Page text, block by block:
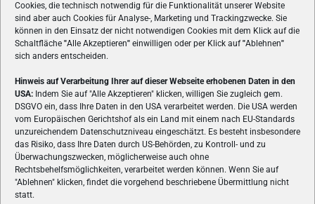
Cookies, die technisch notwendig für die Funktionalität unserer Website
sind aber auch Cookies für Analyse-, Marketing und Trackingzwecke. Sie
können in den Einsatz der nicht notwendigen Cookies mit dem Klick auf die
Schaltfläche "Alle Akzeptieren" einwilligen oder per Klick auf"Ablehnen"
sich anders entscheiden.
Hinweis auf Verarbeitung Ihrer auf dieser Webseite erhobenen Daten in den
USA: Indem Sie auf "Alle Akzeptieren" klicken, willigen Sie zugleich gem.
DSGVO ein, dass Ihre Daten in den USA verarbeitet werden. Die USA werden
vom Europäischen Gerichtshof als ein Land mit einem nach EU-Standards
unzureichendem Datenschutzniveau eingeschätzt. Es besteht insbesondere
das Risiko, dass Ihre Daten durch US-Behörden, zu Kontroll- und zu
Überwachungszwecken, möglicherweise auch ohne
Rechtsbehelfsmöglichkeiten, verarbeitet werden können. Wenn Sie auf
"Ablehnen" klicken, findet die vorgehend beschriebene Übermittlung nicht
statt.
ÜBER UNS
VON GAMERN, FÜR GAMER! Gamers.at ist das älteste Online-
Spielemagazin Österreichs und bringt täglich aktuelle News,
Reviews und Videos zu PC- und Konsolenspielen, Gaming-
Hardware und aus der Welt des e-Sport's.